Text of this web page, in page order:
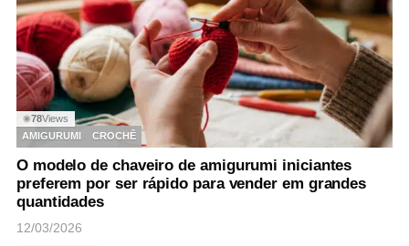
◉78Views
AMIGURUMI
CROCHÊ
O modelo de chaveiro de amigurumi iniciantes
preferem por ser rápido para vender em grandes
quantidades
12/03/2026